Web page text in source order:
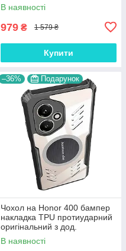
протиударний магнітний
"BULL"
В наявності
979 ₴ 1 579 ₴
Купити
–36% Подарунок
Чохол на Honor 400 бампер
накладка TPU протиударний
оригінальний з дод.
охолодженням і
перфорацією + метал
В наявності